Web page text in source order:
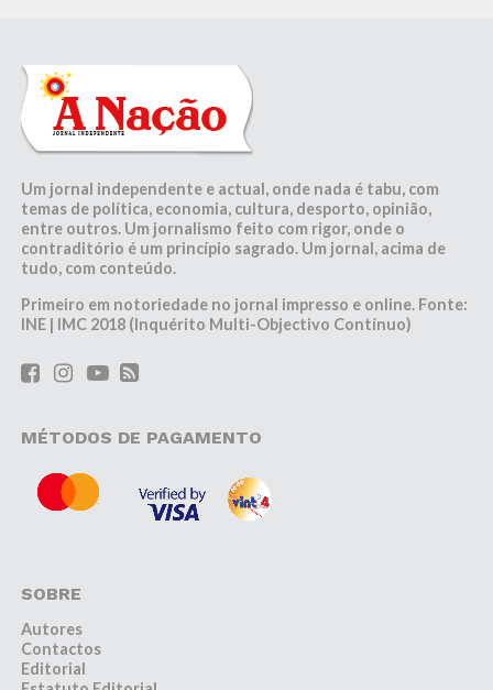
Um jornal independente e actual, onde nada é tabu, com
temas de política, economia, cultura, desporto, opinião,
entre outros. Um jornalismo feito com rigor, onde o
contraditório é um princípio sagrado. Um jornal, acima de
tudo, com conteúdo.
Primeiro em notoriedade no jornal impresso e online. Fonte:
INE | IMC 2018 (Inquérito Multi-Objectivo Contínuo)
MÉTODOS DE PAGAMENTO
SOBRE
Autores
Contactos
Editorial